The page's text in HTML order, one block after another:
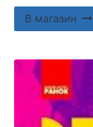
В магазин